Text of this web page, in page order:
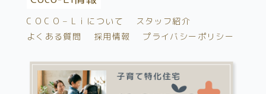
C O C O – L i について
スタッフ紹介
よくある質問
採用情報 プライバシーポリシー